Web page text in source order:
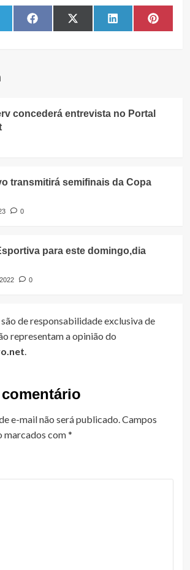
TelegramShare
on
FacebookShare
on
X
(Twitter)
Share
on
LinkedIn Share
on
concederá entrevista no Portal
transmitirá semifinais da Copa
0
para este domingo,dia
0
de responsabilidade exclusiva de
representam a opinião do
.
e-mail não será publicado.Campos
marcados com*